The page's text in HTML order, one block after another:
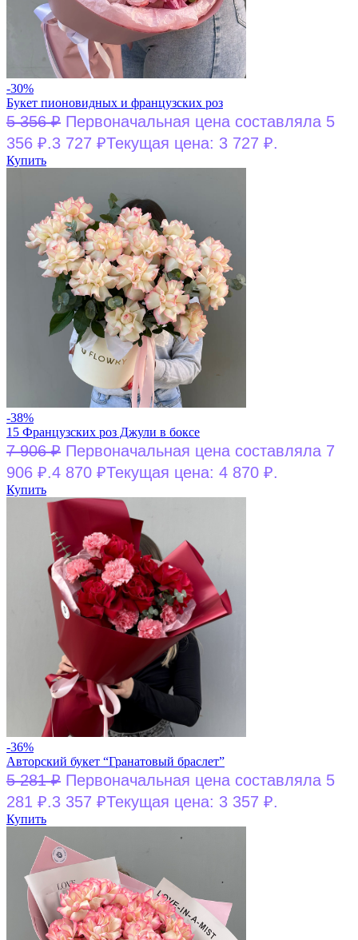
-30%
Букет пионовидных и французских роз
5 356₽ Первоначальная цена составляла 5
356 ₽.3 727 ₽Текущая цена: 3 727 ₽.
Купить
-38%
15 Французских роз Джули в боксе
7 906₽ Первоначальная цена составляла 7
906 ₽.4 870 ₽Текущая цена: 4 870 ₽.
Купить
-36%
Авторский букет “Гранатовый браслет”
5 281₽ Первоначальная цена составляла 5
281 ₽.3 357 ₽Текущая цена: 3 357 ₽.
Купить